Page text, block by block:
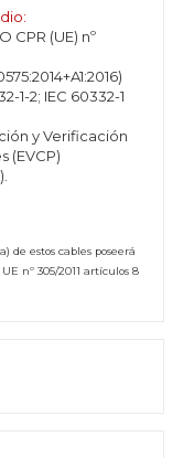
CPR (UE) nº
1-2; IEC 60332-1
y Verificación
(EVCP)
de estos cables poseerá
nº 305/2011 artículos 8